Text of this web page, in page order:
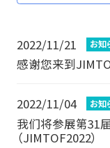
公司资料
消息
2022/11/21 お知
感谢您来到
2022/11/04 お知
我们将参展第31
（JIMTOF2022）